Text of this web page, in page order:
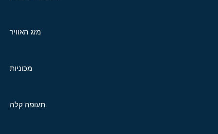
מזג האוויר
מכוניות
תעופה קלה